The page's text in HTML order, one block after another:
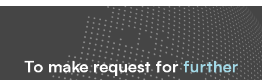
To make request forfurther